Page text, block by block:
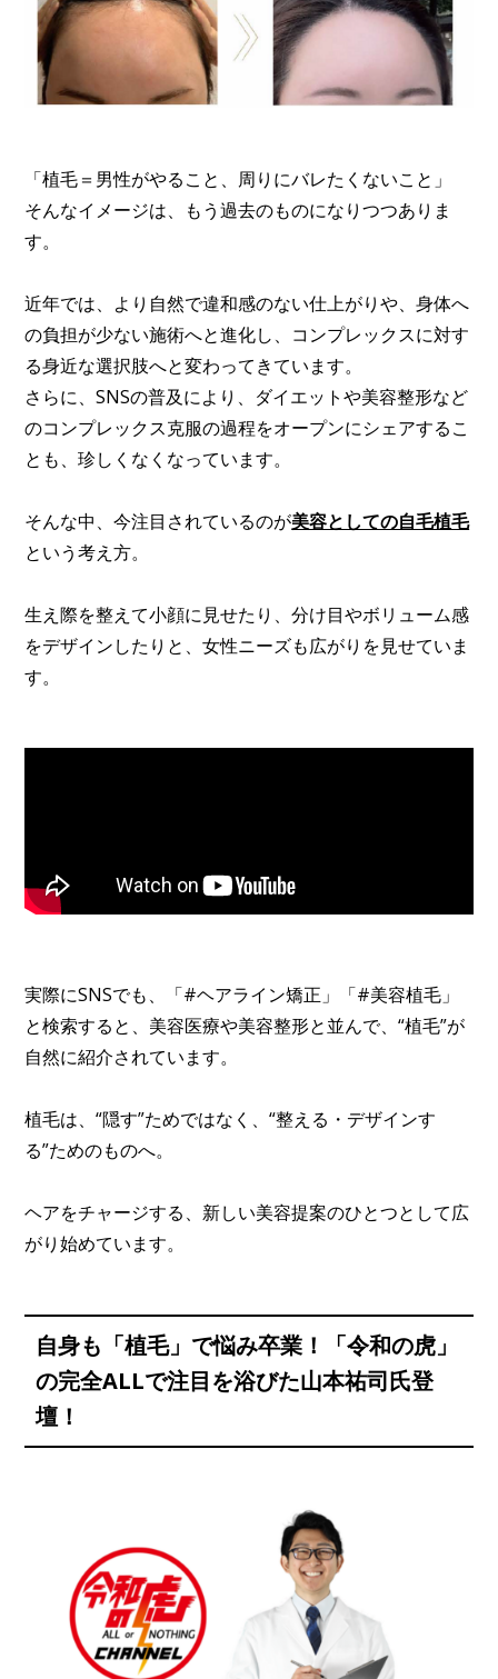
「植毛＝男性がやること、周りにバレたくないこと」
そんなイメージは、もう過去のものになりつつありま
す。
近年では、より自然で違和感のない仕上がりや、身体へ
の負担が少ない施術へと進化し、コンプレックスに対す
る身近な選択肢へと変わってきています。
さらに、SNSの普及により、ダイエットや美容整形など
のコンプレックス克服の過程をオープンにシェアするこ
とも、珍しくなくなっています。
そんな中、今注目されているのが美容としての自毛植毛
という考え方。
生え際を整えて小顔に見せたり、分け目やボリューム感
をデザインしたりと、女性ニーズも広がりを見せていま
す。
実際にSNSでも、「#ヘアライン矯正」「#美容植毛」
と検索すると、美容医療や美容整形と並んで、“植毛”が
自然に紹介されています。
植毛は、“隠す”ためではなく、“整える・デザインす
る”ためのものへ。
ヘアをチャージする、新しい美容提案のひとつとして広
がり始めています。
自身も「植毛」で悩み卒業！「令和の虎」
の完全ALLで注目を浴びた山本祐司氏登
壇！